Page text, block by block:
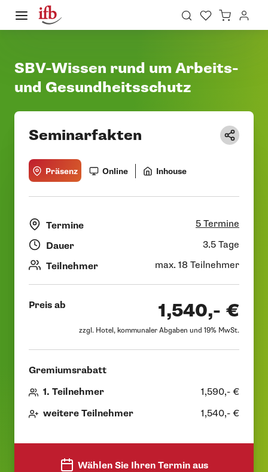
SBV-Wissen rund um Arbeits-
und Gesundheitsschutz
Seminarfakten
Präsenz Online Inhouse
Termine
5 Termine
Dauer
3.5 Tage
Teilnehmer
max. 18 Teilnehmer
Preis ab 1,540,- €
zzgl. Hotel, kommunaler Abgaben und 19% MwSt.
Gremiumsrabatt
1. Teilnehmer
1,590,- €
weitere Teilnehmer
1,540,- €
Wählen Sie Ihren Termin aus